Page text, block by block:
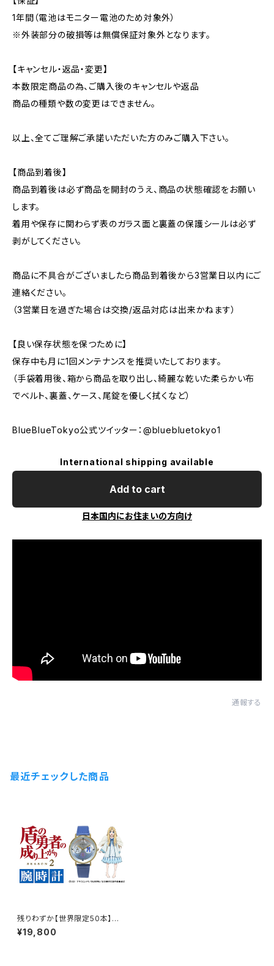
1年間（電池はモニター電池のため対象外）
※外装部分の破損等は無償保証対象外となります。
【キャンセル・返品・変更】
本数限定商品の為、ご購入後のキャンセルや返品
商品の種類や数の変更はできません。
以上、全てご理解ご承諾いただいた方のみご購入下さい。
【商品到着後】
商品到着後は必ず商品を開封のうえ、商品の状態確認をお願い
します。
着用や保存に関わらず表のガラス面と裏蓋の保護シールは必ず
剥がしてください。
商品に不具合がございましたら商品到着後から3営業日以内にご
連絡ください。
（3営業日を過ぎた場合は交換/返品対応は出来かねます）
【良い保存状態を保つために】
保存中も月に1回メンテナンスを推奨いたしております。
（手袋着用後、箱から商品を取り出し、綺麗な乾いた柔らかい布
でベルト、裏蓋、ケース、尾錠を優しく拭くなど）
BlueBlueTokyo公式ツイッター：@bluebluetokyo1
International shipping available
Add to cart
日本国内にお住まいの方向け
通報する
最近チェックした商品
残りわずか【世界限定50本】盾
の勇者の成り上がり腕時計 フ
ィーロモデル 価格18,000円
¥19,800